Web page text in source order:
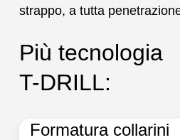
strappo, a tutta
Più tecnologia
T-DRILL:
Formatura